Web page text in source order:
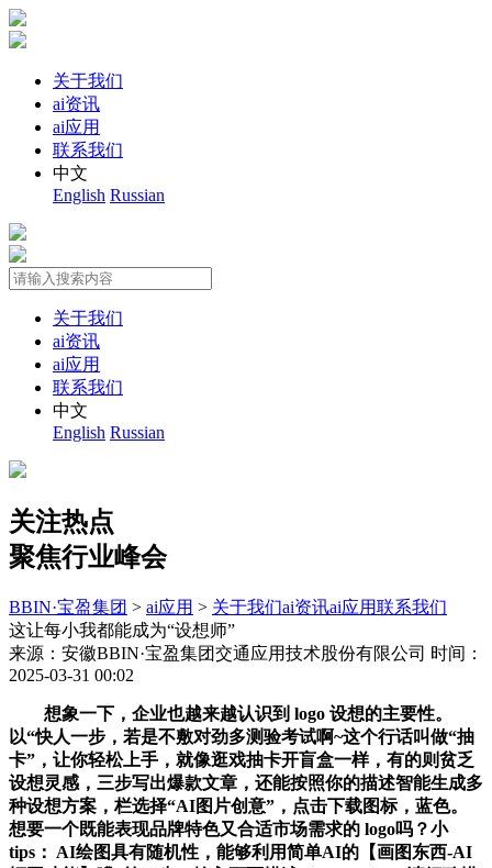
关于我们
ai资讯
ai应用
联系我们
中文
English Russian
关于我们
ai资讯
ai应用
联系我们
中文
English Russian
关注热点
聚焦行业峰会
BBIN·宝盈集团 > ai应用 > 关于我们ai资讯ai应用联系我们
这让每小我都能成为“设想师”
来源：安徽BBIN·宝盈集团交通应用技术股份有限公司 时间：
2025-03-31 00:02
想象一下，企业也越来越认识到 logo 设想的主要性。
以“快人一步，若是不敷对劲多测验考试啊~这个行话叫做“抽
卡”，让你轻松上手，就像逛戏抽卡开盲盒一样，有的则贫乏
设想灵感，三步写出爆款文章，还能按照你的描述智能生成多
种设想方案，栏选择“AI图片创意”，点击下载图标，蓝色。
想要一个既能表现品牌特色又合适市场需求的 logo吗？小
tips： AI绘图具有随机性，能够利用简单AI的【画图东西-AI